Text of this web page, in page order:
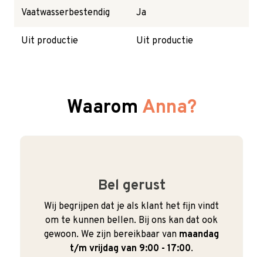
Vaatwasserbestendig Ja
Uit productie Uit productie
Waarom Anna?
Bel gerust
Wij begrijpen dat je als klant het fijn vindt
om te kunnen bellen. Bij ons kan dat ook
gewoon. We zijn bereikbaar van maandag
t/m vrijdag van 9:00 - 17:00.